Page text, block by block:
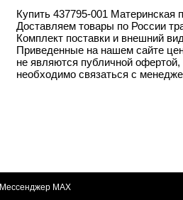
Купить 437795-001 Материнская
Доставляем товары по России
Комплект поставки и внешний
Приведенные на нашем сайте
не являются публичной
необходимо связаться с
Мессенджер MAX